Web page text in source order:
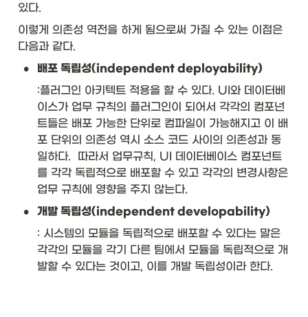
있다.
이렇게 의존성 역전을 하게 됨으로써 가질 수 있는 이점은
다음과 같다.
• 배포 독립성(independent deployability)
:플러그인 아키텍트 적용을 할 수 있다. UI와 데이터베
이스가 업무 규칙의 플러그인이 되어서 각각의 컴포넌
트들은 배포 가능한 단위로 컴파일이 가능해지고 이 배
포 단위의 의존성 역시 소스 코드 사이의 의존성과 동
일하다.  따라서 업무규칙, UI 데이터베이스 컴포넌트
를 각각 독립적으로 배포할 수 있고 각각의 변경사항은
업무 규칙에 영향을 주지 않는다.
• 개발 독립성(independent developability)
: 시스템의 모듈을 독립적으로 배포할 수 있다는 말은
각각의 모듈을 각기 다른 팀에서 모듈을 독립적으로 개
발할 수 있다는 것이고, 이를 개발 독립성이라 한다.